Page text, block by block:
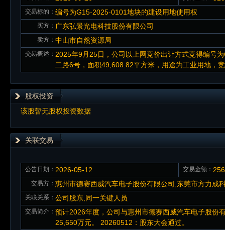
交易标的： 编号为G15-2025-0101地块的建设用地使用权
买方： 广东弘景光电科技股份有限公司
卖方： 中山市自然资源局
交易概述： 2025年9月25日，公司以上网竞价出让方式竞得编号
二路6号，面积49,608.82平方米，用途为工业用地，
股权投资
该股暂无股权投资数据
关联交易
公告日期： 2026-05-12 交易金额：
交易方： 惠州市德赛西威汽车电子股份有限公司,东莞市方力成
关联关系： 公司股东,同一关键人员
交易简介： 预计2026年度，公司与惠州市德赛西威汽车电子股份
25,650万元。 20260512：股东大会通过。